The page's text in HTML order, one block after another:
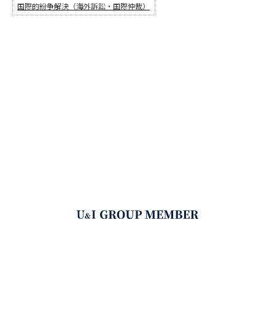
国際的紛争解決（海外訴訟・国際仲裁）